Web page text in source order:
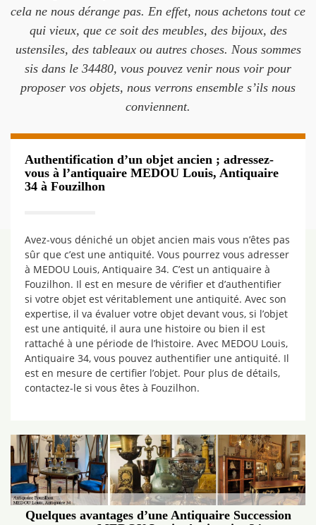
cela ne nous dérange pas. En effet, nous achetons tout ce
qui vieux, que ce soit des meubles, des bijoux, des
ustensiles, des tableaux ou autres choses. Nous sommes
sis dans le 34480, vous pouvez venir nous voir pour
proposer vos objets, nous verrons ensemble s’ils nous
conviennent.
Authentification d’un objet ancien ; adressez-
vous à l’antiquaire MEDOU Louis, Antiquaire
34 à Fouzilhon
Avez-vous déniché un objet ancien mais vous n’êtes pas
sûr que c’est une antiquité. Vous pourrez vous adresser
à MEDOU Louis, Antiquaire 34. C’est un antiquaire à
Fouzilhon. Il est en mesure de vérifier et d’authentifier
si votre objet est véritablement une antiquité. Avec son
expertise, il va évaluer votre objet devant vous, si l’objet
est une antiquité, il aura une histoire ou bien il est
rattaché à une période de l’histoire. Avec MEDOU Louis,
Antiquaire 34, vous pouvez authentifier une antiquité. Il
est en mesure de certifier l’objet. Pour plus de détails,
contactez-le si vous êtes à Fouzilhon.
Quelques avantages d’une Antiquaire Succession